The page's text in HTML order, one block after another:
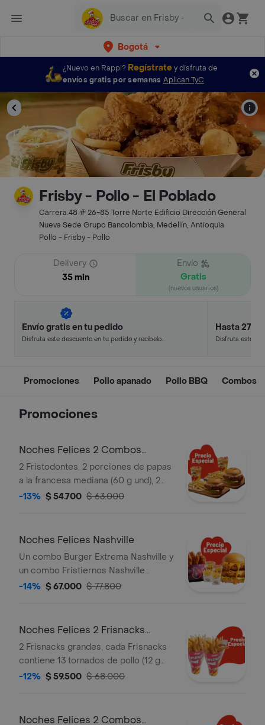
Bogotá
¿Nuevo en Rappi? Regístratey disfruta de
envíos gratis por semanas Aplican TyC
Frisby - Pollo - El Poblado
Carrera.48 # 26-85 Torre Norte Edificio Dirección General
Nueva Sede Grupo Bancolombia, Medellín, Antioquia
Pollo - Frisby - Pollo
Delivery
35 min
Envío
Gratis
(nuevos usuarios)
Envío gratis en tu pedido
Disfruta este descuento en tu pedido y recíbelo
Hasta 27%
Disfruta este
Promociones Pollo apanado Pollo BBQ Combos
Promociones
Noches Felices 2 Combos
Fristodontes
2 Fristodontes, 2 porciones de papas
a la francesa mediana (60 g und), 2
gaseosas (325 ml und). Escoge entre
-13% $ 54.700 $ 63.000
Noches Felices Nashville
Un combo Burger Extrema Nashville y
un combo Fristiernos Nashville
(imagen de producto corresponde a
-14% $ 67.000 $ 77.800
Noches Felices 2 Frisnacks
grandes en ca
2 Frisnacks grandes, cada Frisnacks
contiene 13 tornados de pollo (12 g
und), papas a la francesa grande (100
-12% $ 59.500 $ 68.000
Noches Felices 2 Combos